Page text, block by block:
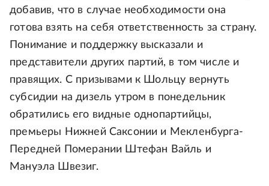
добавив, что в случае необходимости она
готова взять на себя ответственность за страну.
Понимание и поддержку высказали и
представители других партий, в том числе и
правящих. С призывами к Шольцу вернуть
субсидии на дизель утром в понедельник
обратились его видные однопартийцы,
премьеры Нижней Саксонии и Мекленбурга-
Передней Померании Штефан Вайль и
Мануэла Швезиг.